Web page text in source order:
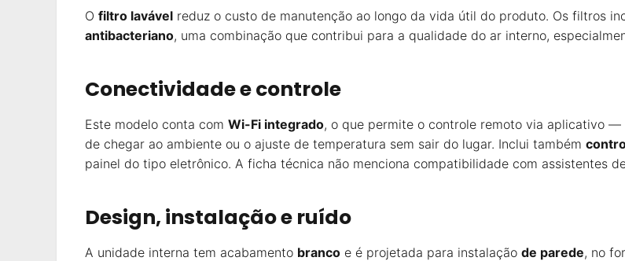
O filtro lavável reduz o custo de manutenção ao longo da vida útil do produto. Os filtros
antibacteriano, uma combinação que contribui para a qualidade do ar interno,
Conectividade e controle
Este modelo conta com Wi-Fi integrado, o que permite o controle remoto via aplicativo
de chegar ao ambiente ou o ajuste de temperatura sem sair do lugar. Inclui também
painel do tipo eletrônico. A ficha técnica não menciona compatibilidade com assistentes
Design, instalação e ruído
A unidade interna tem acabamento branco e é projetada para instalação de parede, no